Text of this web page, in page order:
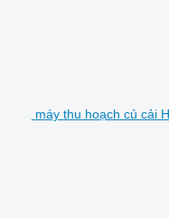
máy thu hoạch củ cải